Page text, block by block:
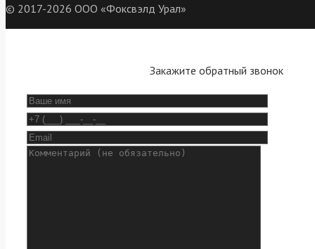
© 2017-2026 ООО «Фоксвэлд Урал»
Закажите обратный звонок